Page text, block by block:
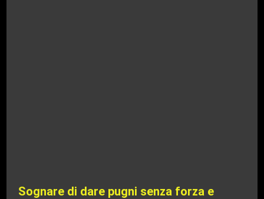
Sognare di dare pugni senza forza e